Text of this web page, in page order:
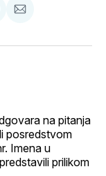
podijeli
na pitanja
posredstvom
Imena u
prilikom